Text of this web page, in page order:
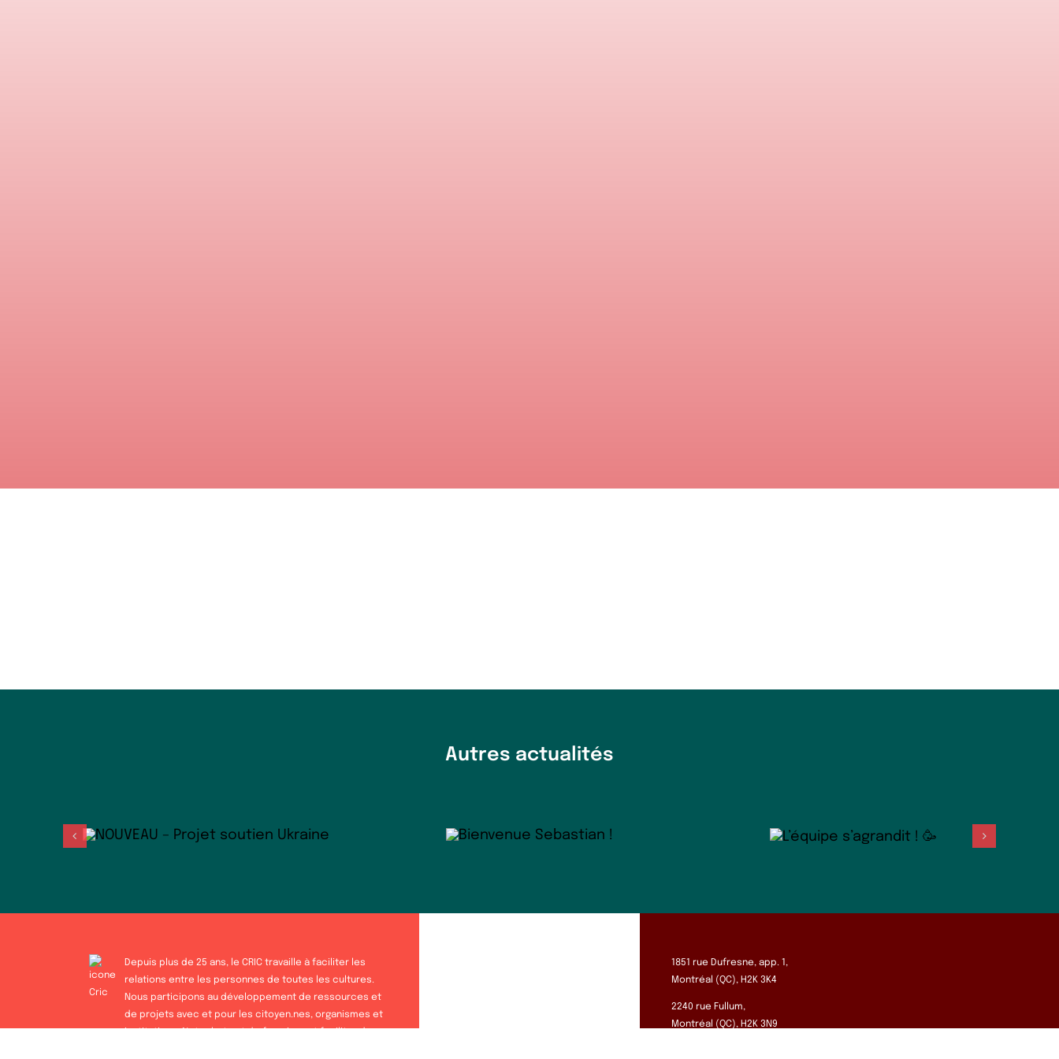
Autres actualités
Depuis plus de 25 ans, le CRIC travaille à faciliter les
relations entre les personnes de toutes les cultures.
Nous participons au développement de ressources et
de projets avec et pour les citoyen.nes, organismes et
1851 rue Dufresne, app. 1,
Montréal (QC), H2K 3K4
2240 rue Fullum,
Montréal (QC), H2K 3N9